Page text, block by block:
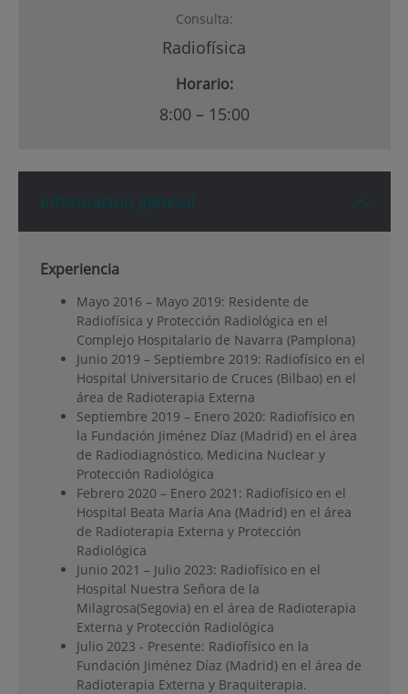
Consulta:
Radiofísica
Horario:
8:00 – 15:00
Información general
Experiencia
Mayo 2016 – Mayo 2019: Residente de
Radiofísica y Protección Radiológica en el
Complejo Hospitalario de Navarra (Pamplona)
Junio 2019 – Septiembre 2019: Radiofísico en el
Hospital Universitario de Cruces (Bilbao) en el
área de Radioterapia Externa
Septiembre 2019 – Enero 2020: Radiofísico en
la Fundación Jiménez Díaz (Madrid) en el área
de Radiodiagnóstico, Medicina Nuclear y
Protección Radiológica
Febrero 2020 – Enero 2021: Radiofísico en el
Hospital Beata María Ana (Madrid) en el área
de Radioterapia Externa y Protección
Radiológica
Junio 2021 – Julio 2023: Radiofísico en el
Hospital Nuestra Señora de la
Milagrosa(Segovia) en el área de Radioterapia
Externa y Protección Radiológica
Julio 2023 - Presente: Radiofísico en la
Fundación Jiménez Díaz (Madrid) en el área de
Radioterapia Externa y Braquiterapia.